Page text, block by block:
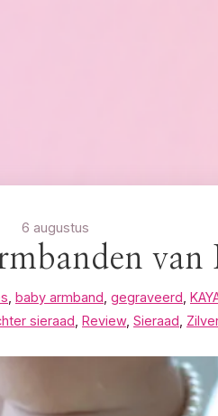
6 augustus
van
baby armband gegraveerd
sieraad Review, Sieraad